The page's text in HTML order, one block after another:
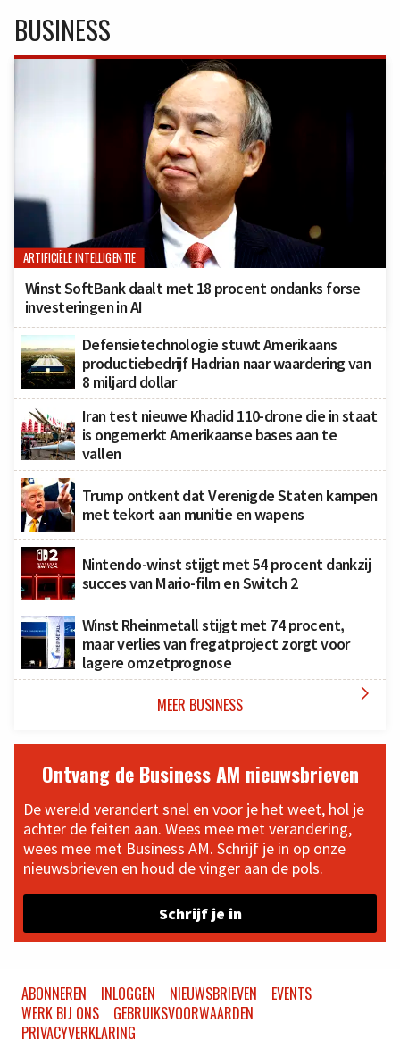
BUSINESS
ARTIFICIËLE INTELLIGENTIE
Winst SoftBank daalt met 18 procent ondanks forse
investeringen in AI
Defensietechnologie stuwt Amerikaans
productiebedrijf Hadrian naar waardering van
8 miljard dollar
Iran test nieuwe Khadid 110-drone die in staat
is ongemerkt Amerikaanse bases aan te
vallen
Trump ontkent dat Verenigde Staten kampen
met tekort aan munitie en wapens
Nintendo-winst stijgt met 54 procent dankzij
succes van Mario-film en Switch 2
Winst Rheinmetall stijgt met 74 procent,
maar verlies van fregatproject zorgt voor
lagere omzetprognose
MEER BUSINESS 
Ontvang de Business AM nieuwsbrieven
De wereld verandert snel en voor je het weet, hol je
achter de feiten aan. Wees mee met verandering,
wees mee met Business AM. Schrijf je in op onze
nieuwsbrieven en houd de vinger aan de pols.
Schrijf je in
ABONNEREN INLOGGEN NIEUWSBRIEVEN
EVENTS
WERK BIJ ONS
GEBRUIKSVOORWAARDEN
PRIVACYVERKLARING